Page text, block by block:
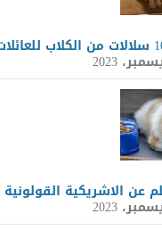
عن الاشريكية